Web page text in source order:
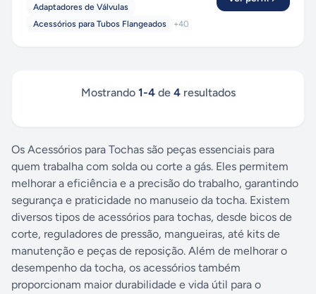
Adaptadores de Válvulas
Acessórios para Tubos Flangeados
+40
Mostrando 1-4de 4resultados
Os Acessórios para Tochas são peças essenciais para
quem trabalha com solda ou corte a gás. Eles permitem
melhorar a eficiência e a precisão do trabalho, garantindo
segurança e praticidade no manuseio da tocha. Existem
diversos tipos de acessórios para tochas, desde bicos de
corte, reguladores de pressão, mangueiras, até kits de
manutenção e peças de reposição. Além de melhorar o
desempenho da tocha, os acessórios também
proporcionam maior durabilidade e vida útil para o